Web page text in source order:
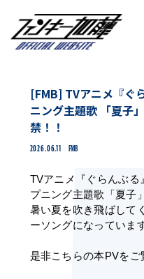
[FMB] TVアニメ『ぐ
ニング主題歌 「夏子
禁！！
2026.06.11 FMB
TVアニメ『ぐらんぶる
プニング主題歌「夏子
暑い夏を吹き飛ばして
ーソングになっていま
是非こちらの本PVをご